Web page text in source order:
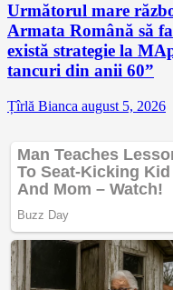
Următorul mare
Armata Română să
există strategie la
tancuri din anii 60”
Țîrlă Bianca august 5, 2026